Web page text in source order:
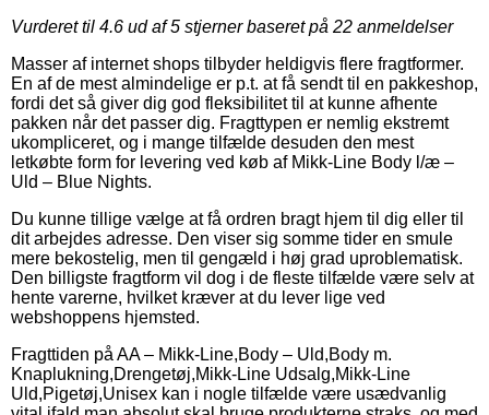
Vurderet til 4.6 ud af 5 stjerner baseret på 22 anmeldelser
Masser af internet shops tilbyder heldigvis flere fragtformer.
En af de mest almindelige er p.t. at få sendt til en pakkeshop,
fordi det så giver dig god fleksibilitet til at kunne afhente
pakken når det passer dig. Fragttypen er nemlig ekstremt
ukompliceret, og i mange tilfælde desuden den mest
letkøbte form for levering ved køb af Mikk-Line Body l/æ –
Uld – Blue Nights.
Du kunne tillige vælge at få ordren bragt hjem til dig eller til
dit arbejdes adresse. Den viser sig somme tider en smule
mere bekostelig, men til gengæld i høj grad uproblematisk.
Den billigste fragtform vil dog i de fleste tilfælde være selv at
hente varerne, hvilket kræver at du lever lige ved
webshoppens hjemsted.
Fragttiden på AA – Mikk-Line,Body – Uld,Body m.
Knaplukning,Drengetøj,Mikk-Line Udsalg,Mikk-Line
Uld,Pigetøj,Unisex kan i nogle tilfælde være usædvanlig